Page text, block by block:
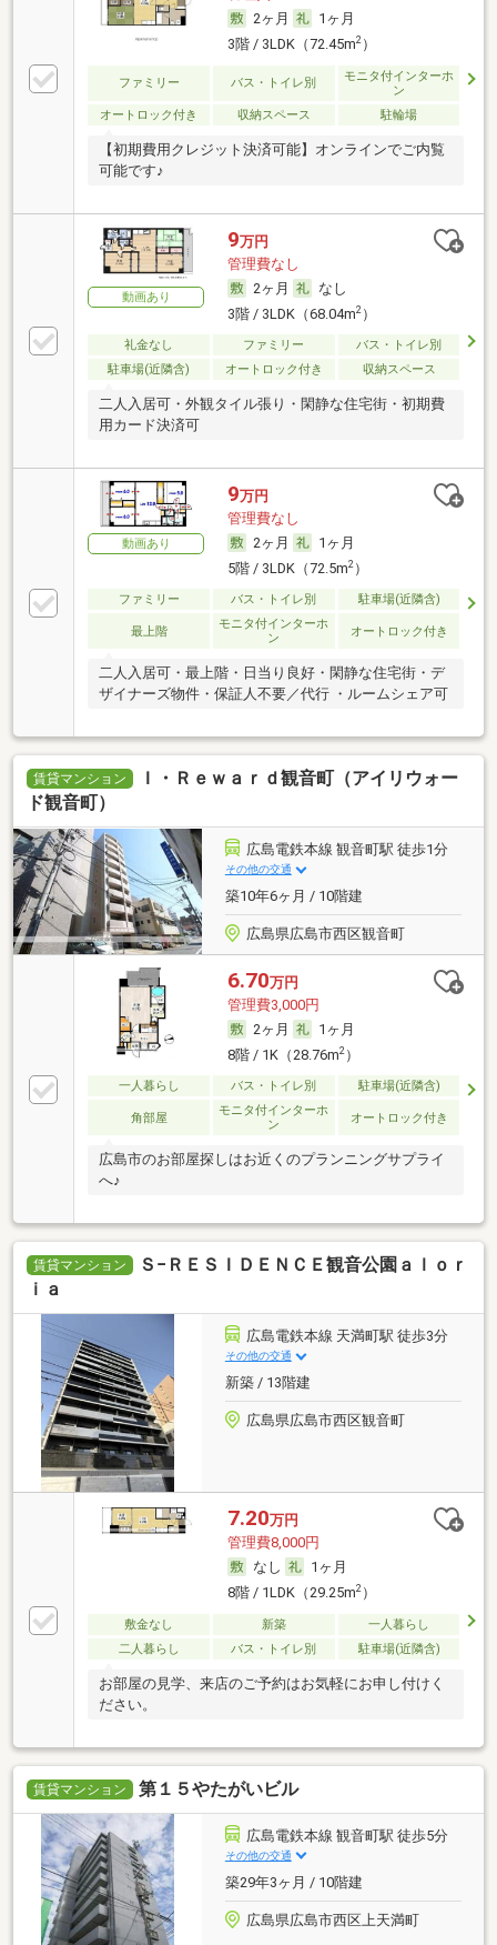
2ヶ月
1ヶ月
3階 / 3LDK（72.45m2）
ファミリー バス・トイレ別
モニタ付インターホ
ン
オートロック付き
収納スペース 駐輪場
【初期費用クレジット決済可能】オンラインでご内覧
可能です♪
動画あり
9万円
管理費なし
2ヶ月
なし
3階 / 3LDK（68.04m2）
礼金なし ファミリー
バス・トイレ別
駐車場(近隣含)
オートロック付き 収納スペース
二人入居可・外観タイル張り・閑静な住宅街・初期費
用カード決済可
動画あり
9万円
管理費なし
2ヶ月
1ヶ月
5階 / 3LDK（72.5m2）
ファミリー バス・トイレ別 駐車場(近隣含)
最上階
モニタ付インターホ
ン
オートロック付き
二人入居可・最上階・日当り良好・閑静な住宅街・デ
ザイナーズ物件・保証人不要／代行 ・ルームシェア可
賃貸マンション
Ｉ・Ｒｅｗａｒｄ観音町（アイリウォー
ド観音町）
広島電鉄本線 観音町駅 徒歩1分
その他の交通
築10年6ヶ月 / 10階建
広島県広島市西区観音町
6.70万円
管理費3,000円
2ヶ月
1ヶ月
8階 / 1K（28.76m2）
一人暮らし バス・トイレ別 駐車場(近隣含)
角部屋
モニタ付インターホ
ン
オートロック付き
広島市のお部屋探しはお近くのプランニングサプライ
へ♪
賃貸マンション
Ｓ−ＲＥＳＩＤＥＮＣＥ観音公園ａｌｏｒ
ｉａ
広島電鉄本線 天満町駅 徒歩3分
その他の交通
新築 / 13階建
広島県広島市西区観音町
7.20万円
管理費8,000円
なし
1ヶ月
8階 / 1LDK（29.25m2）
敷金なし 新築
一人暮らし
二人暮らし
バス・トイレ別 駐車場(近隣含)
お部屋の見学、来店のご予約はお気軽にお申し付けく
ださい。
賃貸マンション 第１５やたがいビル
広島電鉄本線 観音町駅 徒歩5分
その他の交通
築29年3ヶ月 / 10階建
広島県広島市西区上天満町